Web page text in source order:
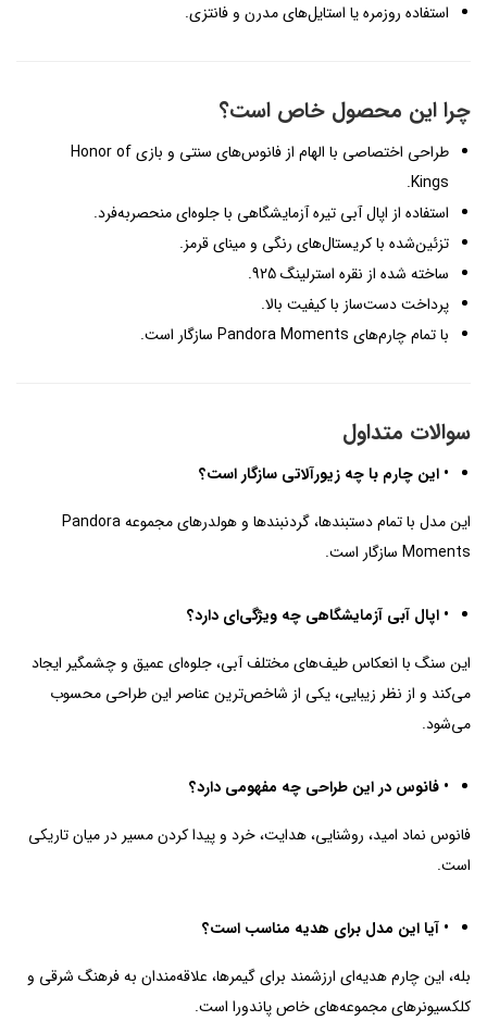
استفاده روزمره یا استایل‌های مدرن و فانتزی.
چرا این محصول خاص است؟
طراحی اختصاصی با الهام از فانوس‌های سنتی و بازی Honor of
Kings.
استفاده از اپال آبی تیره آزمایشگاهی با جلوه‌ای منحصربه‌فرد.
تزئین‌شده با کریستال‌های رنگی و مینای قرمز.
ساخته شده از نقره استرلینگ 925.
پرداخت دست‌ساز با کیفیت بالا.
با تمام چارم‌های Pandora Moments سازگار است.
سوالات متداول
• این چارم با چه زیورآلاتی سازگار است؟
این مدل با تمام دستبندها، گردنبندها و هولدرهای مجموعه Pandora
Moments سازگار است.
• اپال آبی آزمایشگاهی چه ویژگی‌ای دارد؟
این سنگ با انعکاس طیف‌های مختلف آبی، جلوه‌ای عمیق و چشمگیر ایجاد
می‌کند و از نظر زیبایی، یکی از شاخص‌ترین عناصر این طراحی محسوب
می‌شود.
• فانوس در این طراحی چه مفهومی دارد؟
فانوس نماد امید، روشنایی، هدایت، خرد و پیدا کردن مسیر در میان تاریکی
است.
• آیا این مدل برای هدیه مناسب است؟
بله، این چارم هدیه‌ای ارزشمند برای گیمرها، علاقه‌مندان به فرهنگ شرقی و
کلکسیونرهای مجموعه‌های خاص پاندورا است.